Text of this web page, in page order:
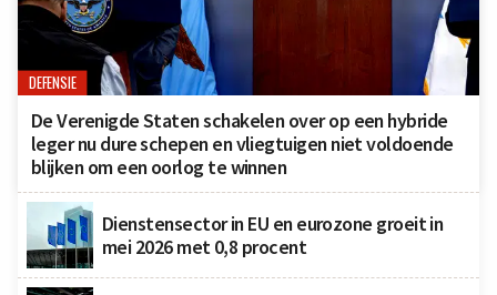
DEFENSIE
De Verenigde Staten schakelen over op een hybride
leger nu dure schepen en vliegtuigen niet voldoende
blijken om een oorlog te winnen
Dienstensector in EU en eurozone groeit in
mei 2026 met 0,8 procent